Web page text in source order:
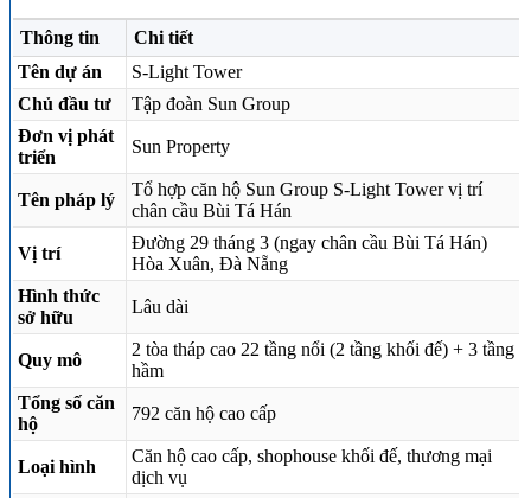
Thông tin
Chi tiết
Tên dự án
S-Light Tower
Chủ đầu tư
Tập đoàn Sun Group
Đơn vị phát
triển
Sun Property
Tên pháp lý
Tổ hợp căn hộ Sun Group S-Light Tower vị trí
chân cầu Bùi Tá Hán
Vị trí
Đường 29 tháng 3 (ngay chân cầu Bùi Tá Hán)
Hòa Xuân, Đà Nẵng
Hình thức
sở hữu
Lâu dài
Quy mô
2 tòa tháp cao 22 tầng nổi (2 tầng khối đế) + 3 tầng
hầm
Tổng số căn
hộ
792 căn hộ cao cấp
Loại hình
Căn hộ cao cấp, shophouse khối đế, thương mại
dịch vụ